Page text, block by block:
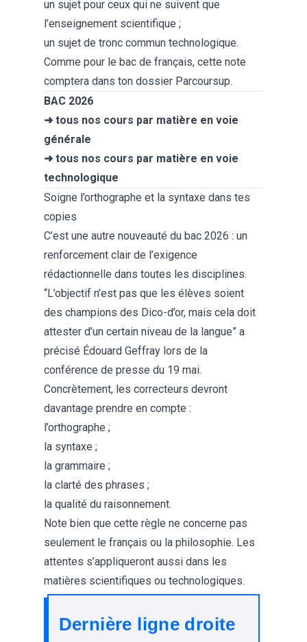
un sujet pour ceux qui ne suivent que
l’enseignement scientifique ;
un sujet de tronc commun technologique.
Comme pour le bac de français, cette note
comptera dans ton dossier Parcoursup.
BAC 2026
➜ tous nos cours par matière en voie
générale
➜ tous nos cours par matière en voie
technologique
Soigne l’orthographe et la syntaxe dans tes
copies
C’est une autre nouveauté du bac 2026 : un
renforcement clair de l’exigence
rédactionnelle dans toutes les disciplines.
“L’objectif n’est pas que les élèves soient
des champions des Dico-d’or, mais cela doit
attester d’un certain niveau de la langue” a
précisé Édouard Geffray lors de la
conférence de presse du 19 mai.
Concrètement, les correcteurs devront
davantage prendre en compte :
l’orthographe ;
la syntaxe ;
la grammaire ;
la clarté des phrases ;
la qualité du raisonnement.
Note bien que cette règle ne concerne pas
seulement le français ou la philosophie. Les
attentes s’appliqueront aussi dans les
matières scientifiques ou technologiques.
Dernière ligne droite